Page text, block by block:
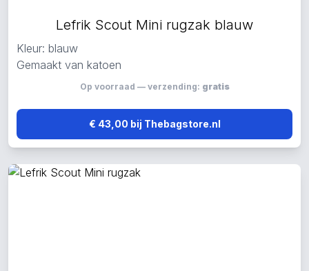
Lefrik Scout Mini rugzak blauw
Kleur: blauw
Gemaakt van katoen
Op voorraad — verzending: gratis
€ 43,00 bij Thebagstore.nl